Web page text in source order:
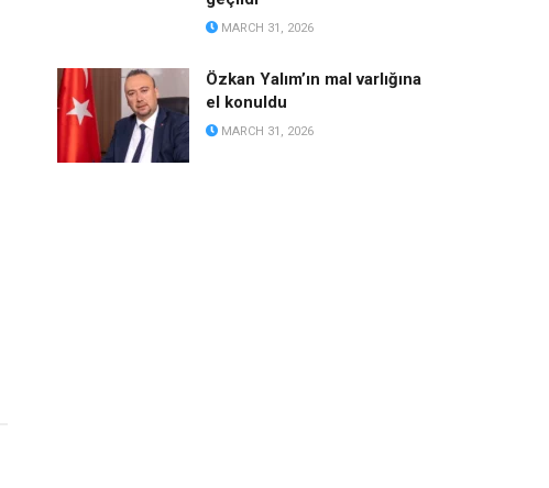
MARCH 31, 2026
Özkan Yalım’ın mal varlığına
el konuldu
MARCH 31, 2026